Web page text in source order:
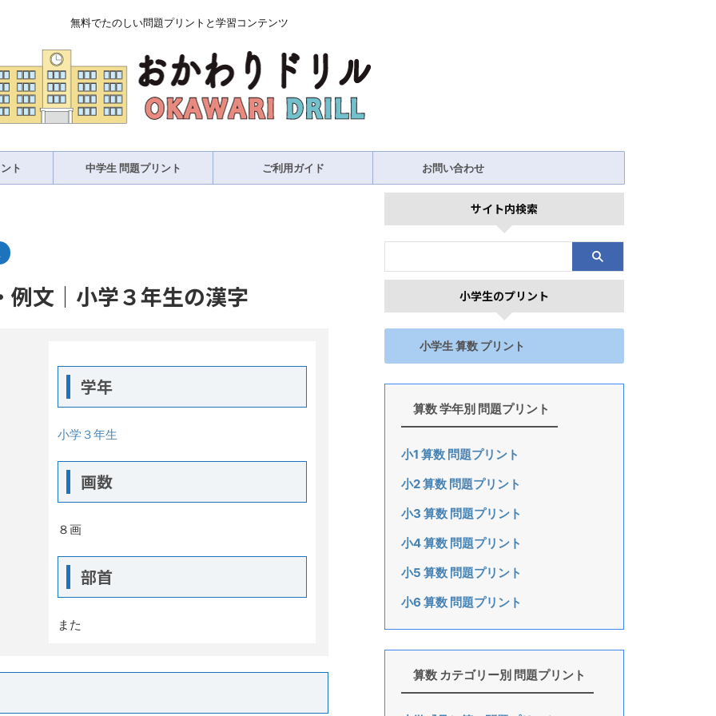
無料でたのしい問題プリントと学習コンテンツ
ト 中学生 問題プリント ご利用ガイド お問い合わせ
文｜小学３年生の漢字
学年
小学３年生
画数
８画
部首
また
サイト内検索
小学生のプリント
小学生 算数 プリント
算数 学年別 問題プリント
小1 算数 問題プリント
小2 算数 問題プリント
小3 算数 問題プリント
小4 算数 問題プリント
小5 算数 問題プリント
小6 算数 問題プリント
算数 カテゴリー別 問題プリント